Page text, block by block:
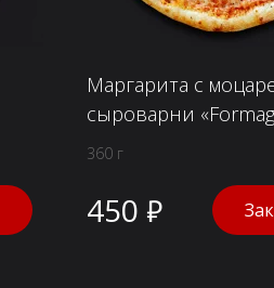
Маргарита с
сыроварни
360 г
450 ₽